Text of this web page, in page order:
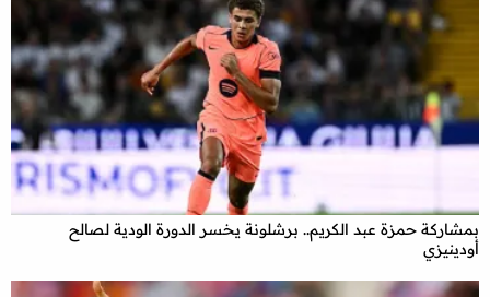
بمشاركة حمزة عبد الكريم.. برشلونة يخسر الدورة الودية لصالح
أودينيزي